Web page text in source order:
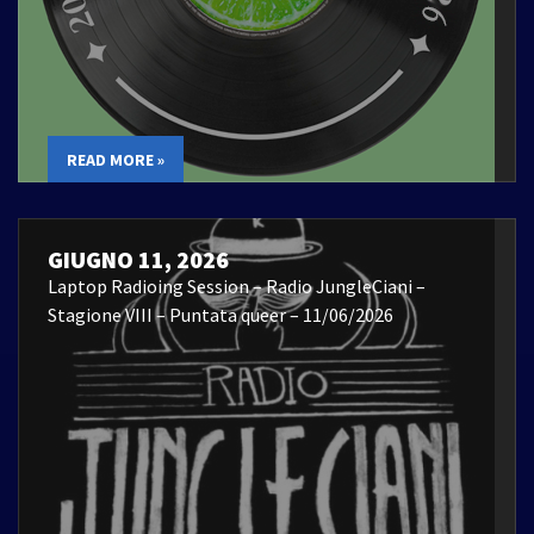
READ MORE »
GIUGNO 11, 2026
Laptop Radioing Session – Radio JungleCiani –
Stagione VIII – Puntata queer – 11/06/2026